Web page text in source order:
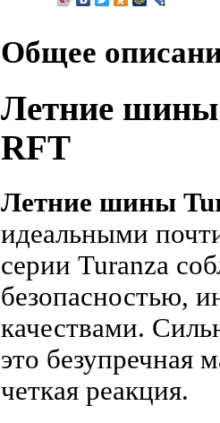
Общее
Летние шины
RFT
Летние шины
идеальными
серии Turanza
безопасностью,
качествами.
это безупречная
четкая реакция.